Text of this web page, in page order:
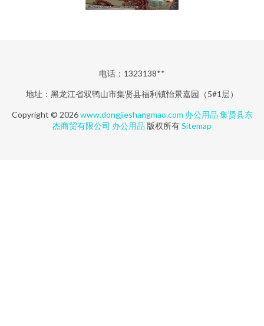
电话：1323138**
地址：黑龙江省双鸭山市集贤县福利镇怡景嘉园（5#1层）
Copyright © 2026www.dongjieshangmao.com 办公用品 集贤县东
杰商贸有限公司 办公用品 版权所有Sitemap